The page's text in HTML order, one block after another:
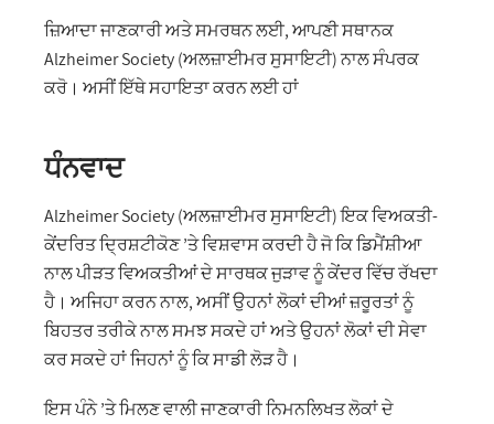
ਜ਼ਿਆਦਾ ਜਾਣਕਾਰੀ ਅਤੇ ਸਮਰਥਨ ਲਈ, ਆਪਣੀ ਸਥਾਨਕ
Alzheimer Society (ਅਲਜ਼ਾਈਮਰ ਸੁਸਾਇਟੀ) ਨਾਲ ਸੰਪਰਕ
ਕਰੋ। ਅਸੀਂ ਇੱਥੇ ਸਹਾਇਤਾ ਕਰਨ ਲਈ ਹਾਂ
ਧੰਨਵਾਦ
Alzheimer Society (ਅਲਜ਼ਾਈਮਰ ਸੁਸਾਇਟੀ) ਇਕ ਵਿਅਕਤੀ-
ਕੇਂਦਰਿਤ ਦ੍ਰਿਸ਼ਟੀਕੋਣ ’ਤੇ ਵਿਸ਼ਵਾਸ ਕਰਦੀ ਹੈ ਜੋ ਕਿ ਡਿਮੈਂਸ਼ੀਆ
ਨਾਲ ਪੀੜਤ ਵਿਅਕਤੀਆਂ ਦੇ ਸਾਰਥਕ ਜੁੜਾਵ ਨੂੰ ਕੇਂਦਰ ਵਿੱਚ ਰੱਖਦਾ
ਹੈ। ਅਜਿਹਾ ਕਰਨ ਨਾਲ, ਅਸੀਂ ਉਹਨਾਂ ਲੋਕਾਂ ਦੀਆਂ ਜ਼ਰੂਰਤਾਂ ਨੂੰ
ਬਿਹਤਰ ਤਰੀਕੇ ਨਾਲ ਸਮਝ ਸਕਦੇ ਹਾਂ ਅਤੇ ਉਹਨਾਂ ਲੋਕਾਂ ਦੀ ਸੇਵਾ
ਕਰ ਸਕਦੇ ਹਾਂ ਜਿਹਨਾਂ ਨੂੰ ਕਿ ਸਾਡੀ ਲੋੜ ਹੈ।
ਇਸ ਪੰਨੇ ’ਤੇ ਮਿਲਣ ਵਾਲੀ ਜਾਣਕਾਰੀ ਨਿਮਨਲਿਖਤ ਲੋਕਾਂ ਦੇ